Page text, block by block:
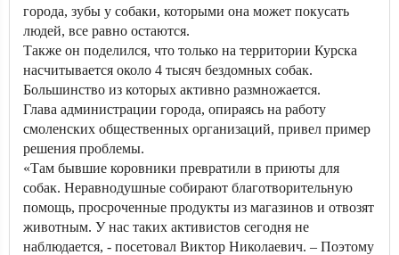
города, зубы у собаки, которыми она может покусать
людей, все равно остаются.
Также он поделился, что только на территории Курска
насчитывается около 4 тысяч бездомных собак.
Большинство из которых активно размножается.
Глава администрации города, опираясь на работу
смоленских общественных организаций, привел пример
решения проблемы.
«Там бывшие коровники превратили в приюты для
собак. Неравнодушные собирают благотворительную
помощь, просроченные продукты из магазинов и отвозят
животным. У нас таких активистов сегодня не
наблюдается, - посетовал Виктор Николаевич. – Поэтому